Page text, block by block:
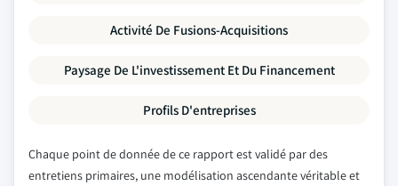
Activité De Fusions-Acquisitions
Paysage De L'investissement Et Du Financement
Profils D'entreprises
Chaque point de donnée de ce rapport est validé par des
entretiens primaires, une modélisation ascendante véritable et